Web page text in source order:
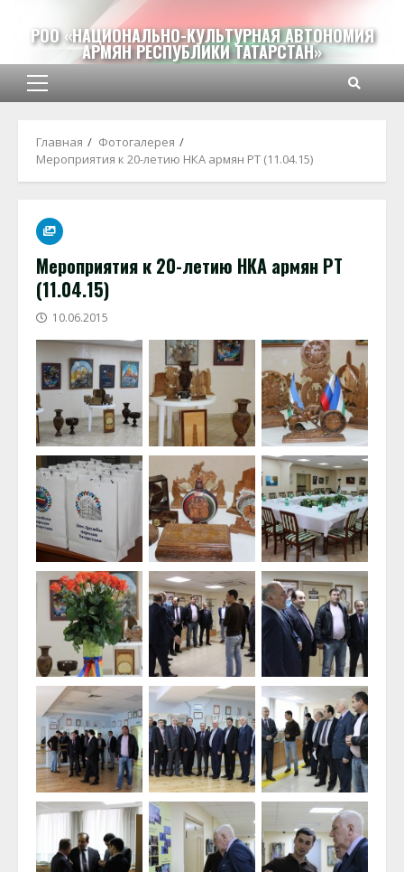
содержимому
РОО «НАЦИОНАЛЬНО-КУЛЬТУРНАЯ АВТОНОМИЯ
АРМЯН РЕСПУБЛИКИ ТАТАРСТАН»
Основное
Главная
Фотогалерея
Мероприятия к 20-летию НКА армян РТ (11.04.15)
Мероприятия к 20-летию НКА армян РТ
(11.04.15)
10.06.2015